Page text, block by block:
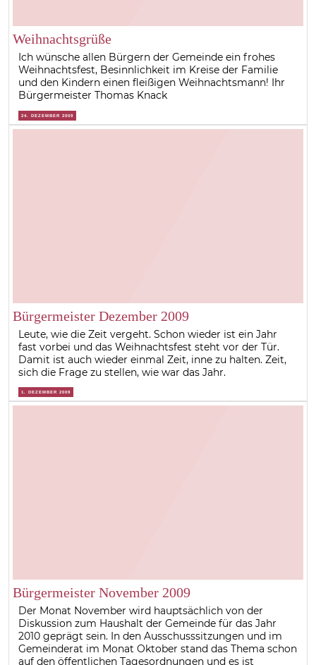
Weihnachtsgrüße
Ich wünsche allen Bürgern der Gemeinde ein frohes
Weihnachtsfest, Besinnlichkeit im Kreise der Familie
und den Kindern einen fleißigen Weihnachtsmann! Ihr
Bürgermeister Thomas Knack
24. DEZEMBER 2009
Bürgermeister Dezember 2009
Leute, wie die Zeit vergeht. Schon wieder ist ein Jahr
fast vorbei und das Weihnachtsfest steht vor der Tür.
Damit ist auch wieder einmal Zeit, inne zu halten. Zeit,
sich die Frage zu stellen, wie war das Jahr.
1. DEZEMBER 2009
Bürgermeister November 2009
Der Monat November wird hauptsächlich von der
Diskussion zum Haushalt der Gemeinde für das Jahr
2010 geprägt sein. In den Ausschusssitzungen und im
Gemeinderat im Monat Oktober stand das Thema schon
auf den öffentlichen Tagesordnungen und es ist